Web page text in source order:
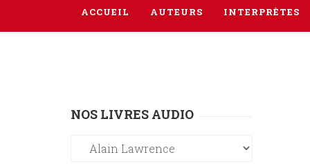
ACCUEIL AUTEURS INTERPRÈTES
NOS LIVRES AUDIO